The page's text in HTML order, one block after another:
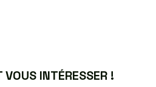
INTÉRESSER !